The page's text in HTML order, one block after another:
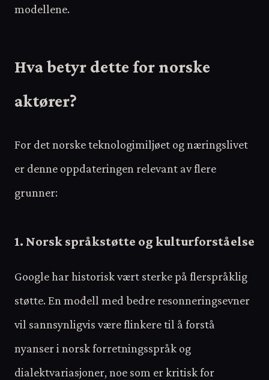
modellene.
Hva betyr dette for norske
aktører?
For det norske teknologimiljøet og næringslivet
er denne oppdateringen relevant av flere
grunner:
1. Norsk språkstøtte og kulturforståelse
Google har historisk vært sterke på flerspråklig
støtte. En modell med bedre resonneringsevner
vil sannsynligvis være flinkere til å forstå
nyanser i norsk forretningsspråk og
dialektvariasjoner, noe som er kritisk for